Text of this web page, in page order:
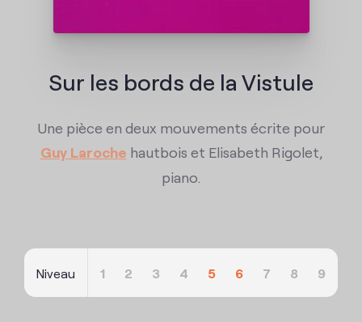
Sur les bords de la Vistule
Une pièce en deux mouvements écrite pour
Guy Laroche hautbois et Elisabeth Rigolet,
piano.
Niveau 1 2 3 4 5 6 7 8 9